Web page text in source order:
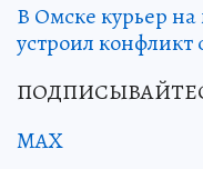
В Омске курьер
устроил конфликт
MAX